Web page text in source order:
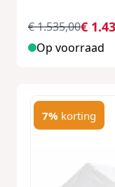
€
€ 1.535,00
Op voorraad
7% korting